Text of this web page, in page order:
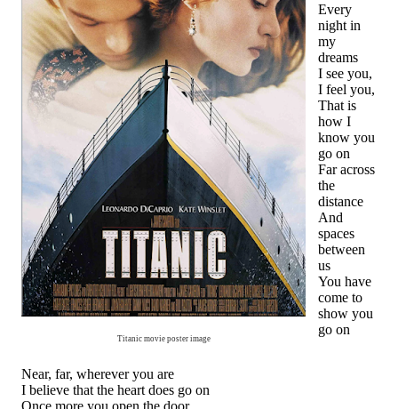
Titanic movie poster image
Every
night in
my
dreams
I see you,
I feel you,
That is
how I
know you
go on
Far across
the
distance
And
spaces
between
us
You have
come to
show you
go on
Near, far, wherever you are
I believe that the heart does go on
Once more you open the door